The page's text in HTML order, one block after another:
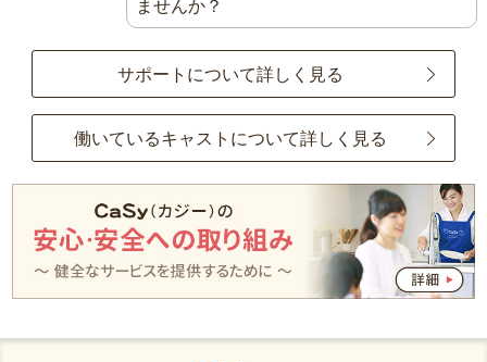
ませんか？
サポートについて詳しく見る
働いているキャストについて詳しく見る